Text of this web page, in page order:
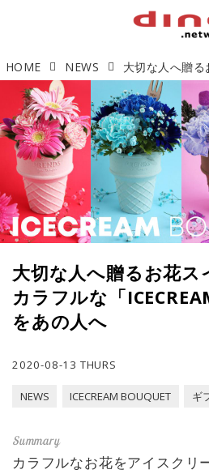
HOME NEWS
大切な人へ贈るお花ス
カラフルな「
をあの人へ
2020-08-13 THURS
NEWS ICECREAM BOUQUET ギ
カラフルなお花をアイスクリ